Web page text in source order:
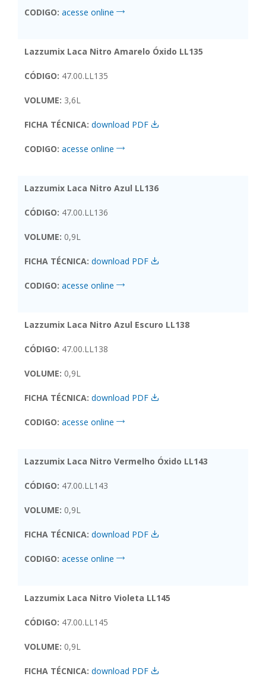
CODIGO: acesse online
Lazzumix Laca Nitro Amarelo Óxido LL135
CÓDIGO: 47.00.LL135
VOLUME: 3,6L
FICHA TÉCNICA: download PDF
CODIGO: acesse online
Lazzumix Laca Nitro Azul LL136
CÓDIGO: 47.00.LL136
VOLUME: 0,9L
FICHA TÉCNICA: download PDF
CODIGO: acesse online
Lazzumix Laca Nitro Azul Escuro LL138
CÓDIGO: 47.00.LL138
VOLUME: 0,9L
FICHA TÉCNICA: download PDF
CODIGO: acesse online
Lazzumix Laca Nitro Vermelho Óxido LL143
CÓDIGO: 47.00.LL143
VOLUME: 0,9L
FICHA TÉCNICA: download PDF
CODIGO: acesse online
Lazzumix Laca Nitro Violeta LL145
CÓDIGO: 47.00.LL145
VOLUME: 0,9L
FICHA TÉCNICA: download PDF